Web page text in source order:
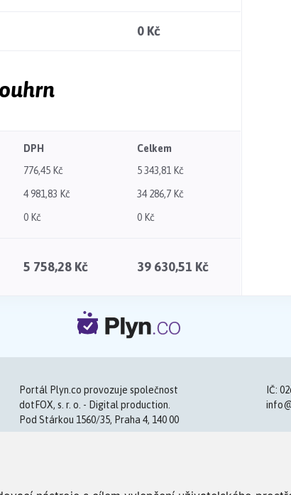
0 Kč
DPH
Celkem
776,45 Kč 5 343,81 Kč
4 981,83 Kč 34 286,7 Kč
0 Kč 0 Kč
5 758,28 Kč 39 630,51 Kč
Portál Plyn.co provozuje společnost
dotFOX, s. r. o. - Digital production.
Pod Stárkou 1560/35, Praha 4, 140 00
IČ: